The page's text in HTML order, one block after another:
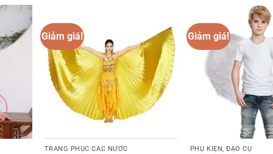
Add to
Giảm giá!
Add to
wishlist
TRANG PHỤC CÁC NƯỚC
Giảm giá!
PHỤ KIỆN, ĐẠO CỤ